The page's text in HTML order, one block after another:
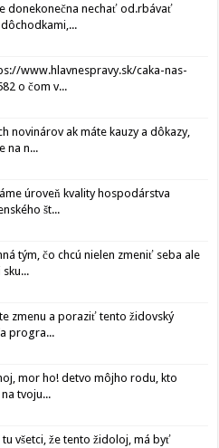
donekonečna nechať od.rbávať
www.hlavnespravy.sk/caka-nas-
o čom v...
novinárov ak máte kauzy a dôkazy,
na n...
úroveň kvality hospodárstva
št...
tým, čo chcú nielen zmeniť seba ale
zmenu a poraziť tento židovský
progra...
mor ho! detvo môjho rodu, kto
tvoju...
všetci, že tento židoloj, má byť